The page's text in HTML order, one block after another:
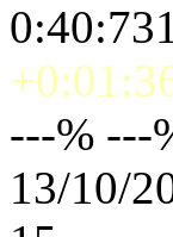
0:40:731
---% ---
13/10/